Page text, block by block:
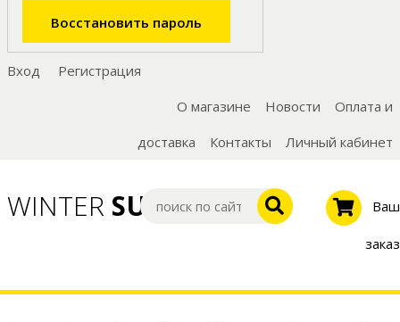
Вход
Регистрация
О магазине
Новости
Оплата и
доставка
Контакты Личный кабинет
WINTER SUMMER Ваш
заказ